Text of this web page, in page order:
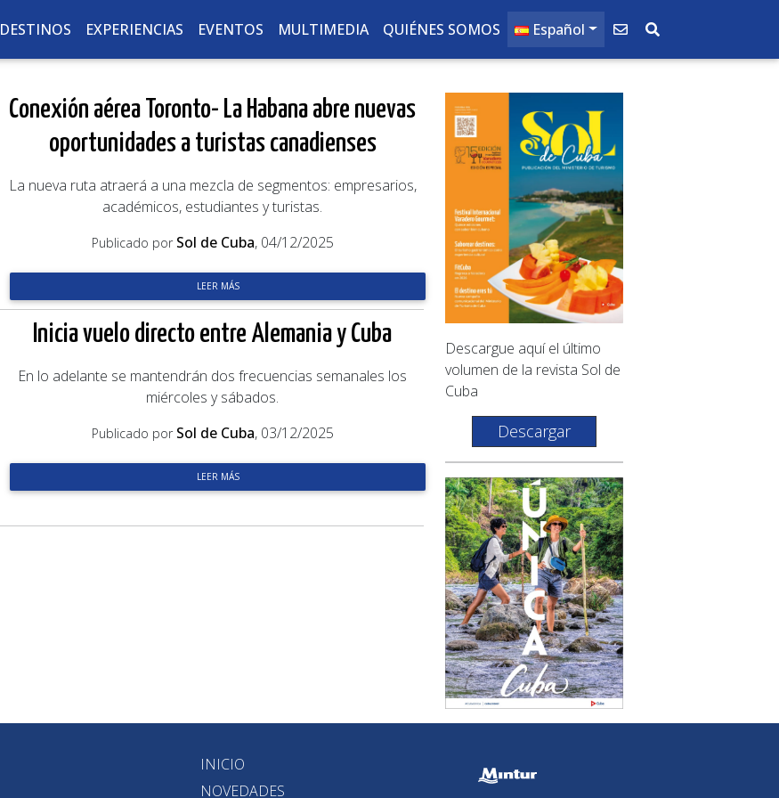
DESTINOS EXPERIENCIAS EVENTOS MULTIMEDIA QUIÉNES SOMOS Español
Conexión aérea Toronto- La Habana abre nuevas
oportunidades a turistas canadienses
La nueva ruta atraerá a una mezcla de segmentos: empresarios,
académicos, estudiantes y turistas.
Publicado por Sol de Cuba, 04/12/2025
LEER MÁS
Inicia vuelo directo entre Alemania y Cuba
En lo adelante se mantendrán dos frecuencias semanales los
miércoles y sábados.
Publicado por Sol de Cuba, 03/12/2025
LEER MÁS
Descargue aquí el último
volumen de la revista Sol de
Cuba
Descargar
INICIO
NOVEDADES